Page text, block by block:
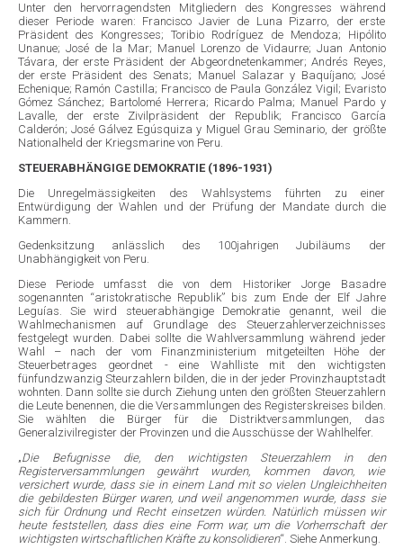
Unter den hervorragendsten Mitgliedern des Kongresses während
dieser Periode waren: Francisco Javier de Luna Pizarro, der erste
Präsident des Kongresses; Toribio Rodríguez de Mendoza; Hipólito
Unanue; José de la Mar; Manuel Lorenzo de Vidaurre; Juan Antonio
Távara, der erste Präsident der Abgeordnetenkammer; Andrés Reyes,
der erste Präsident des Senats; Manuel Salazar y Baquíjano; José
Echenique; Ramón Castilla; Francisco de Paula González Vigil; Evaristo
Gómez Sánchez; Bartolomé Herrera; Ricardo Palma; Manuel Pardo y
Lavalle, der erste Zivilpräsident der Republik; Francisco García
Calderón; José Gálvez Egúsquiza y Miguel Grau Seminario, der größte
Nationalheld der Kriegsmarine von Peru.
STEUERABHÄNGIGE DEMOKRATIE (1896-1931)
Die Unregelmässigkeiten des Wahlsystems führten zu einer
Entwürdigung der Wahlen und der Prüfung der Mandate durch die
Kammern.
Gedenksitzung anlässlich des 100jahrigen Jubiläums der
Unabhängigkeit von Peru.
Diese Periode umfasst die von dem Historiker Jorge Basadre
sogenannten “aristokratische Republik” bis zum Ende der Elf Jahre
Leguías. Sie wird steuerabhängige Demokratie genannt, weil die
Wahlmechanismen auf Grundlage des Steuerzahlerverzeichnisses
festgelegt wurden. Dabei sollte die Wahlversammlung während jeder
Wahl – nach der vom Finanzministerium mitgeteilten Höhe der
Steuerbetrages geordnet - eine Wahlliste mit den wichtigsten
fünfundzwanzig Steurzahlern bilden, die in der jeder Provinzhauptstadt
wohnten. Dann sollte sie durch Ziehung unten den größten Steuerzahlern
die Leute benennen, die die Versammlungen des Registerskreises bilden.
Sie wählten die Bürger für die Distriktversammlungen, das
Generalzivilregister der Provinzen und die Ausschüsse der Wahlhelfer.
„Die Befugnisse die, den wichtigsten Steuerzahlern in den
Registerversammlungen gewährt wurden, kommen davon, wie
versichert wurde, dass sie in einem Land mit so vielen Ungleichheiten
die gebildesten Bürger waren, und weil angenommen wurde, dass sie
sich für Ordnung und Recht einsetzen würden. Natürlich müssen wir
heute feststellen, dass dies eine Form war, um die Vorherrschaft der
wichtigsten wirtschaftlichen Kräfte zu konsolidieren“. Siehe Anmerkung.